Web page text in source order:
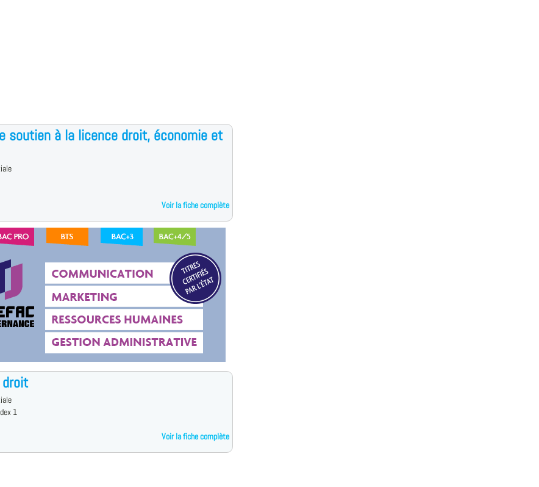
soutien à la licence droit, économie et
Voir la fiche complète
1
Voir la fiche complète